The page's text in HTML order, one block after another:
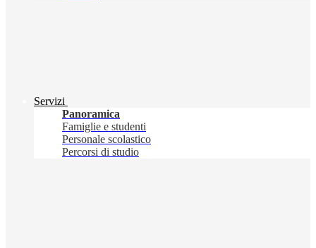
Servizi
Panoramica
Famiglie e studenti
Personale scolastico
Percorsi di studio